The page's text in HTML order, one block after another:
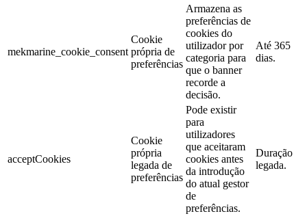
mekmarine_cookie_consent
Cookie
própria de
preferências
Armazena as
preferências de
cookies do
utilizador por
categoria para
que o banner
recorde a
decisão.
Até 365
dias.
acceptCookies
Cookie
própria
legada de
preferências
Pode existir
para
utilizadores
que aceitaram
cookies antes
da introdução
do atual gestor
de
preferências.
Duração
legada.